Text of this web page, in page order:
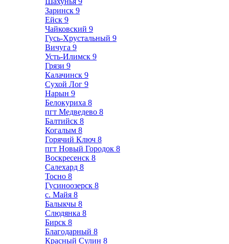
Заринск 9
Ейск 9
Чайковский 9
Гусь-Хрустальный 9
Вичуга 9
Усть-Илимск 9
Грязи 9
Калачинск 9
Сухой Лог 9
Нарын 9
Белокуриха 8
пгт Медведево 8
Балтийск 8
Когалым 8
Горячий Ключ 8
пгт Новый Городок 8
Воскресенск 8
Салехард 8
Тосно 8
Гусиноозерск 8
с. Майя 8
Балыкчы 8
Слюдянка 8
Бирск 8
Благодарный 8
Красный Сулин 8